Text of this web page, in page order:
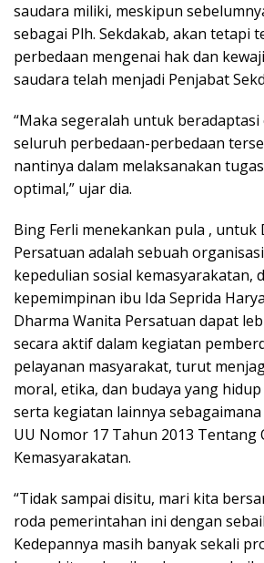
saudara miliki, meskipun
sebagai Plh. Sekdakab, akan tetapi
perbedaan mengenai hak dan
saudara telah menjadi Penjabat
“Maka segeralah untuk
seluruh perbedaan-perbedaan
nantinya dalam melaksanakan
optimal,” ujar dia.
Bing Ferli menekankan pula , untuk
Persatuan adalah sebuah
kepedulian sosial kemasyarakatan,
kepemimpinan ibu Ida Seprida
Dharma Wanita Persatuan dapat
secara aktif dalam kegiatan
pelayanan masyarakat, turut
moral, etika, dan budaya yang
serta kegiatan lainnya
UU Nomor 17 Tahun 2013 Tentang
Kemasyarakatan.
“Tidak sampai disitu, mari kita
roda pemerintahan ini dengan
Kedepannya masih banyak sekali